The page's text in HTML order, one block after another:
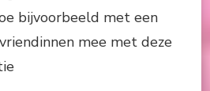
bijvoorbeeld met een
mee met deze